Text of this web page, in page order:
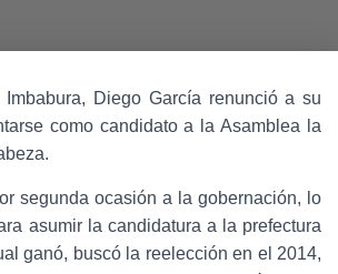
Imbabura, Diego García renunció a su
como candidato a la Asamblea la
segunda ocasión a la gobernación, lo
asumir la candidatura a la prefectura
ganó, buscó la reelección en el 2014,